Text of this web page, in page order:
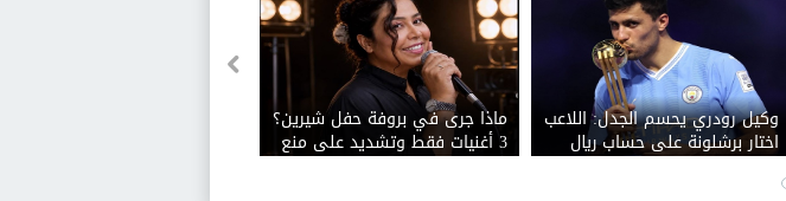
وكيل رودري يحسم الجدل: اللاعب
اختار برشلونة على حساب ريال
مدريد
ماذا جرى في بروفة حفل شيرين؟
3 أغنيات فقط وتشديد على منع
التصوير